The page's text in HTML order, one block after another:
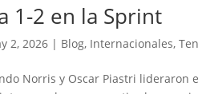
1-2 en la Sprint
2, 2026 | Blog, Internacionales,
Norris y Oscar Piastri